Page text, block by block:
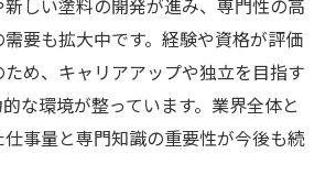
の転職で収入アップが狙える理由
で収入を伸ばすための具体的戦略
業界の報酬体系と評価ポイント
経験を活かした更なる収入アップ
しい塗料の開発が進み、専門性の高
要も拡大中です。経験や資格が評価
め、キャリアアップや独立を目指す
な環境が整っています。業界全体と
仕事量と専門知識の重要性が今後も続